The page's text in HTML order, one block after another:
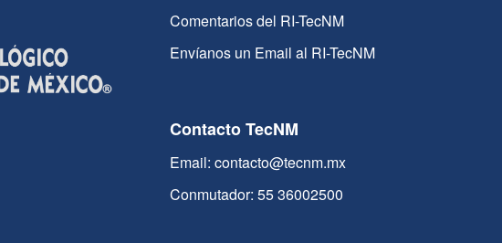
Comentarios del RI-TecNM
Envíanos un Email al RI-TecNM
Contacto TecNM
Email: contacto@tecnm.mx
Conmutador: 55 36002500